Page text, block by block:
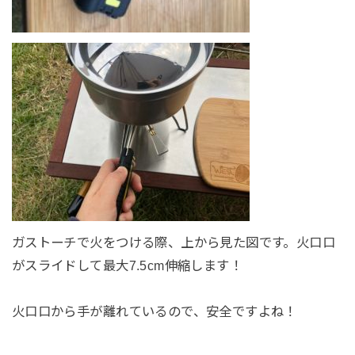
ガストーチで火をつける際、上から見た図です。火口口
がスライドして最大7.5cm伸縮します！
火口口から手が離れているので、安全ですよね！